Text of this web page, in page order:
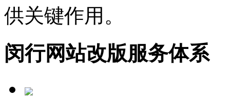
供关键作用。
闵行网站改版服务体系